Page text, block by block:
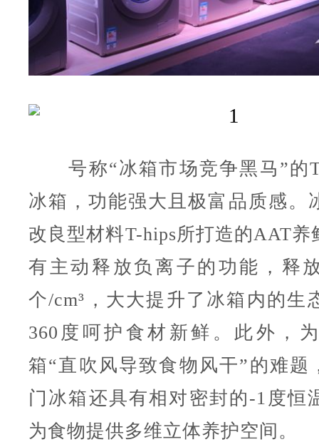
号称“冰箱市场竞争黑马”的
冰箱，功能强大且极富品质感。
改良型材料T-hips所打造的AAT养
有主动释放负离子的功能，释
个/cm³，大大提升了冰箱内的生
360度呵护食材新鲜。此外，
箱“直吹风导致食物风干”的难题
门冰箱还具有相对密封的-1度恒
为食物提供多维立体养护空间。